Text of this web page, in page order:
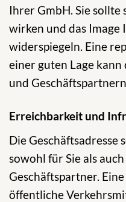
Ihrer GmbH. Sie sollte
wirken und das Image
widerspiegeln. Eine
einer guten Lage
und
Erreichbarkeit und
Die Geschäftsadresse
sowohl für Sie als
Geschäftspartner.
öffentliche